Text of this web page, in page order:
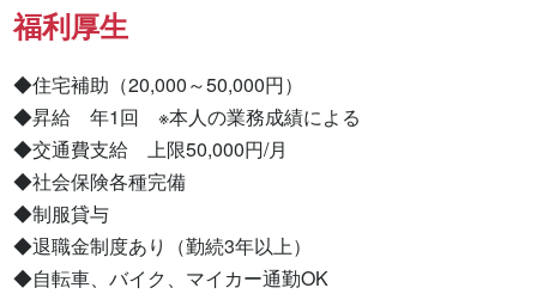
福利厚生
◆住宅補助（20,000～50,000円）
◆昇給　年1回　※本人の業務成績による
◆交通費支給　上限50,000円/月
◆社会保険各種完備
◆制服貸与
◆退職金制度あり（勤続3年以上）
◆自転車、バイク、マイカー通勤OK